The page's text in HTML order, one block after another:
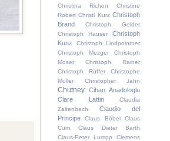
Christina Richon
Christine
Robert Christl Kurz Christoph
Brand
Christoph Gelder
Christoph Hauser
Christoph
Kunz
Christoph Lindpointner
Christoph Mezger
Christoph
Moser
Christoph Rainer
Christoph Rüffer
Christophe
Muller
Christopher Jahn
Chutney Cihan Anadologlu
Clare Lattin
Claudia
Zaltenbach
Claudio del
Principe
Claus Böbel
Claus
Curn
Claus Dieter Barth
Claus-Peter Lumpp
Clemens